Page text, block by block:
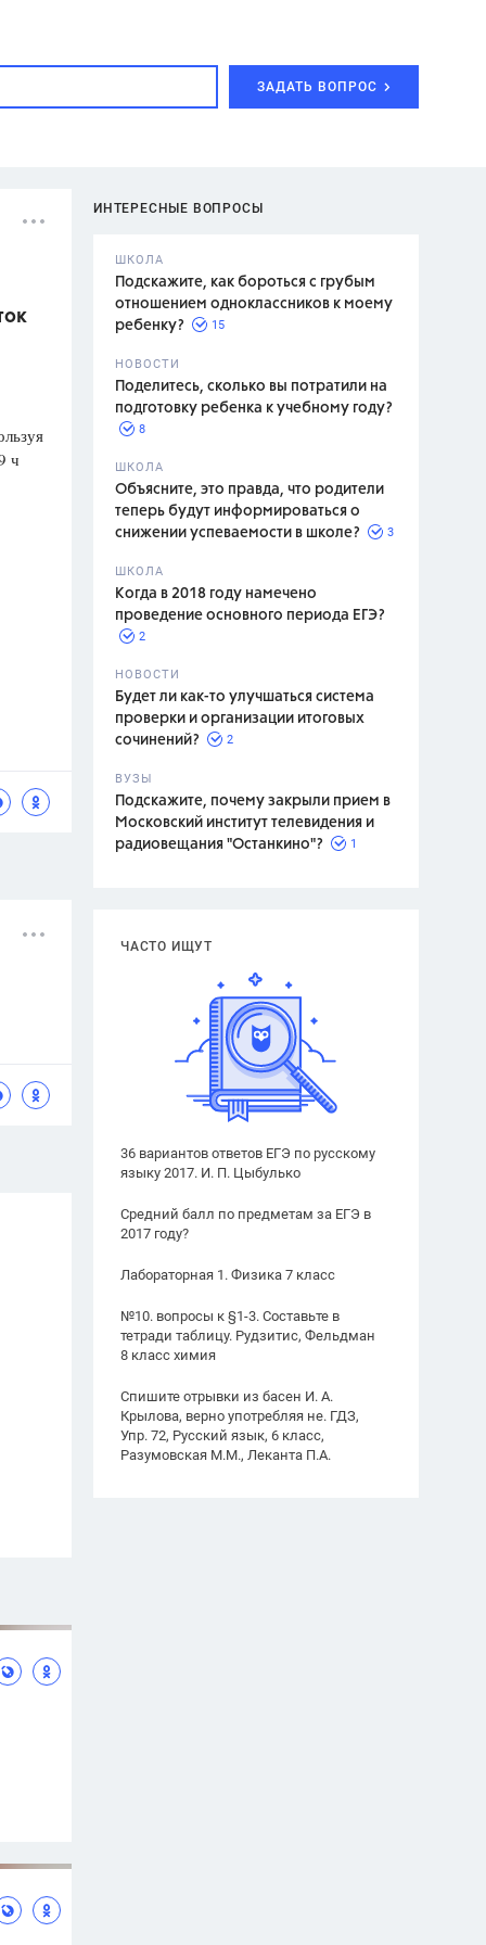
ЗАДАТЬ ВОПРОС
ИНТЕРЕСНЫЕ ВОПРОСЫ
ШКОЛА
Подскажите, как бороться с грубым
отношением одноклассников к моему
ребенку?
15
НОВОСТИ
Поделитесь, сколько вы потратили на
подготовку ребенка к учебному году?
8
ШКОЛА
Объясните, это правда, что родители
теперь будут информироваться о
снижении успеваемости в школе?
3
ШКОЛА
Когда в 2018 году намечено
проведение основного периода ЕГЭ?
2
НОВОСТИ
Будет ли как-то улучшаться система
проверки и организации итоговых
сочинений?
2
ВУЗЫ
Подскажите, почему закрыли прием в
Московский институт телевидения и
радиовещания "Останкино"?
1
ЧАСТО ИЩУТ
36 вариантов ответов ЕГЭ по русскому
языку 2017. И. П. Цыбулько
Средний балл по предметам за ЕГЭ в
2017 году?
Лабораторная 1. Физика 7 класс
№10. вопросы к §1-3. Составьте в
тетради таблицу. Рудзитис, Фельдман
8 класс химия
Спишите отрывки из басен И. А.
Крылова, верно употребляя не. ГДЗ,
Упр. 72, Русский язык, 6 класс,
Разумовская М.М., Леканта П.А.
ч